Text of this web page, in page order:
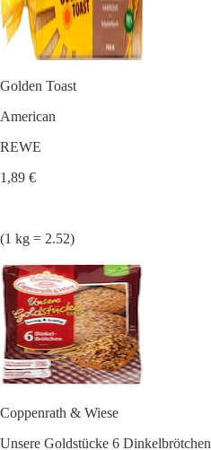
Golden Toast
American
REWE
1,89 €
(1 kg = 2.52)
Coppenrath & Wiese
Unsere Goldstücke 6 Dinkelbrötchen